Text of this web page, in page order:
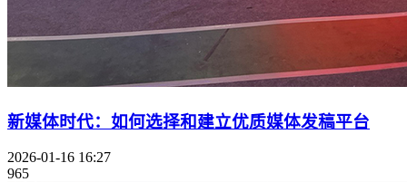
新媒体时代：如何选择和建立优质媒体发稿平台
2026-01-16 16:27
965